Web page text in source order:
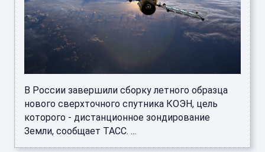
В России завершили сборку летного образца
нового сверхточного спутника КОЭН, цель
которого - дистанционное зондирование
Земли, сообщает ТАСС. ...